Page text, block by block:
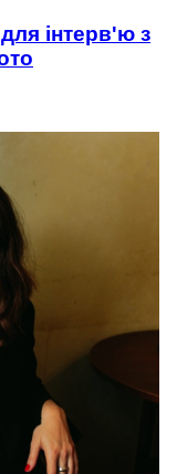
інтерв'ю з